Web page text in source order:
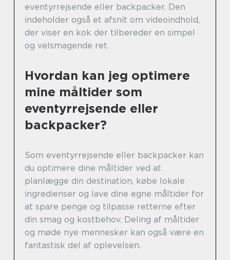
eventyrrejsende eller backpacker. Den
indeholder også et afsnit om videoindhold,
der viser en kok der tilbereder en simpel
og velsmagende ret.
Hvordan kan jeg optimere
mine måltider som
eventyrrejsende eller
backpacker?
Som eventyrrejsende eller backpacker kan
du optimere dine måltider ved at
planlægge din destination, købe lokale
ingredienser og lave dine egne måltider for
at spare penge og tilpasse retterne efter
din smag og kostbehov. Deling af måltider
og møde nye mennesker kan også være en
fantastisk del af oplevelsen.